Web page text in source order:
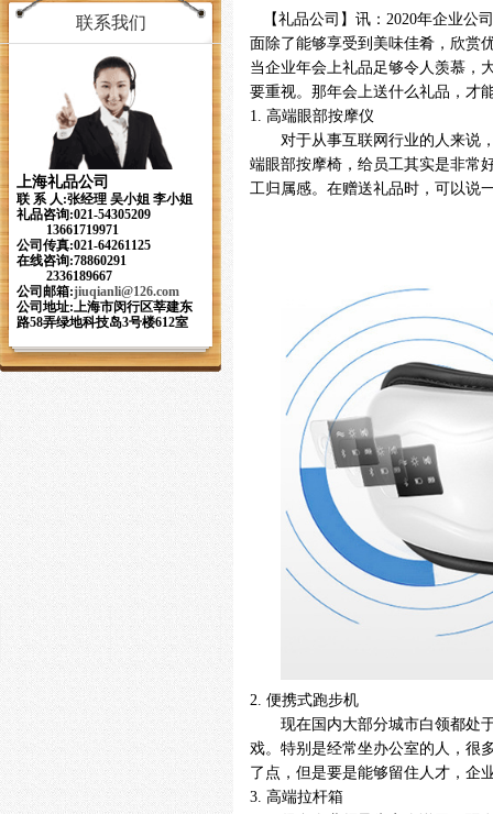
联系我们
上海礼品公司
联 系 人:张经理 吴小姐 李小姐
礼品咨询:021-54305209
13661719971
公司传真:021-64261125
在线咨询:78860291
2336189667
公司邮箱:jiuqianli@126.com
公司地址:上海市闵行区莘建东
路58弄绿地科技岛3号楼612室
【礼品公司】讯：2020年企业公
面除了能够享受到美味佳肴，欣赏
当企业年会上礼品足够令人羡慕，
要重视。那年会上送什么礼品，才
1. 高端眼部按摩仪
对于从事互联网行业的人来说
端眼部按摩椅，给员工其实是非常
工归属感。在赠送礼品时，可以说
2. 便携式跑步机
现在国内大部分城市白领都处
戏。特别是经常坐办公室的人，很
了点，但是要是能够留住人才，企
3. 高端拉杆箱